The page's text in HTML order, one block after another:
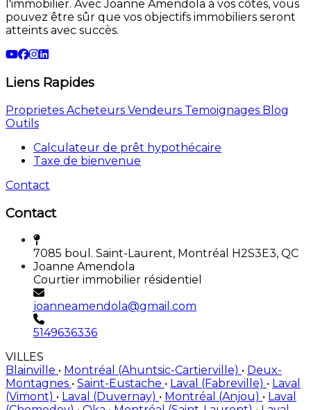
l'immobilier. Avec Joanne Amendola à vos côtés, vous
pouvez être sûr que vos objectifs immobiliers seront
atteints avec succès.
Liens Rapides
Proprietes Acheteurs Vendeurs Temoignages Blog
Outils
Calculateur de prêt hypothécaire
Taxe de bienvenue
Contact
Contact
7085 boul. Saint-Laurent, Montréal H2S3E3, QC
Joanne Amendola
Courtier immobilier résidentiel
joanneamendola@gmail.com
5149636336
VILLES
Blainville • Montréal (Ahuntsic-Cartierville) • Deux-
Montagnes • Saint-Eustache • Laval (Fabreville) • Laval
(Vimont) • Laval (Duvernay) • Montréal (Anjou) • Laval